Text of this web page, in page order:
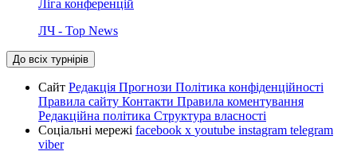
Ліга конференцій
ЛЧ - Top News
До всіх турнірів
Сайт Редакція Прогнози Політика конфіденційності
Правила сайту Контакти Правила коментування
Редакційна політика Структура власності
Соціальні мережі facebook x youtube instagram telegram
viber